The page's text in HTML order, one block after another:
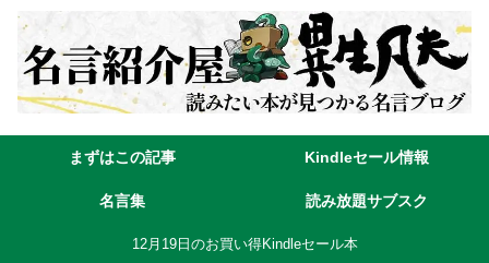
まずはこの記事 Kindleセール情報
名言集 読み放題サブスク
12月19日のお買い得Kindleセール本